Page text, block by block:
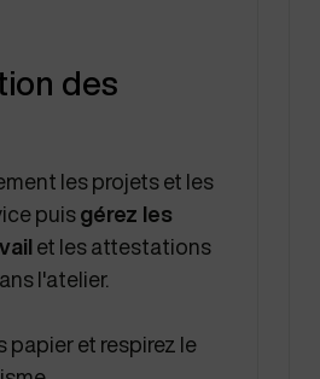
des
les projets et les
puisgérez les
et les attestations
l'atelier.
papier et respirez le